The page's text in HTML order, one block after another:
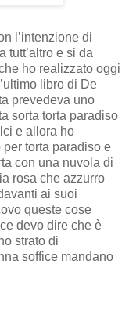
l’intenzione di
tutt’altro e si da
ho realizzato oggi
libro di De
prevedeva uno
sorta torta paradiso
e allora ho
torta paradiso e
con una nuvola di
rosa che azzurro
ai suoi
queste cose
devo dire che è
strato di
soffice mandano